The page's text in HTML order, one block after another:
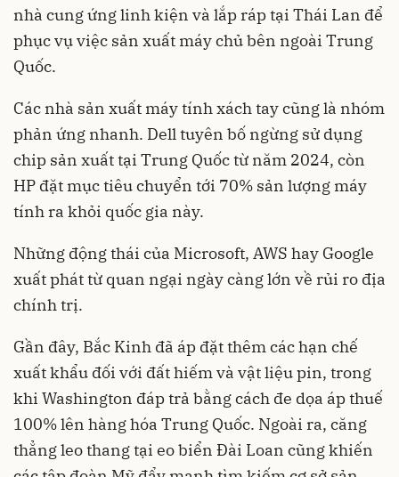
nhà cung ứng linh kiện và lắp ráp tại Thái Lan để
phục vụ việc sản xuất máy chủ bên ngoài Trung
Quốc.
Các nhà sản xuất máy tính xách tay cũng là nhóm
phản ứng nhanh. Dell tuyên bố ngừng sử dụng
chip sản xuất tại Trung Quốc từ năm 2024, còn
HP đặt mục tiêu chuyển tới 70% sản lượng máy
tính ra khỏi quốc gia này.
Những động thái của Microsoft, AWS hay Google
xuất phát từ quan ngại ngày càng lớn về rủi ro địa
chính trị.
Gần đây, Bắc Kinh đã áp đặt thêm các hạn chế
xuất khẩu đối với đất hiếm và vật liệu pin, trong
khi Washington đáp trả bằng cách đe dọa áp thuế
100% lên hàng hóa Trung Quốc. Ngoài ra, căng
thẳng leo thang tại eo biển Đài Loan cũng khiến